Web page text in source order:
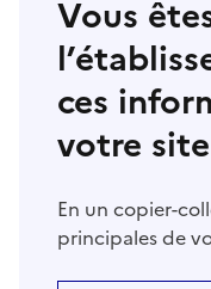
Vous
ces
votre site
En un copier-
principales de